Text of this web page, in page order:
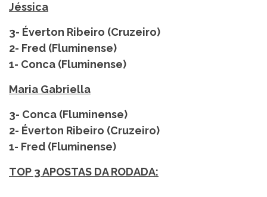
Jéssica
3- Éverton Ribeiro (Cruzeiro)
2- Fred (Fluminense)
1- Conca (Fluminense)
Maria Gabriella
3- Conca (Fluminense)
2- Éverton Ribeiro (Cruzeiro)
1- Fred (Fluminense)
TOP 3 APOSTAS DA RODADA: